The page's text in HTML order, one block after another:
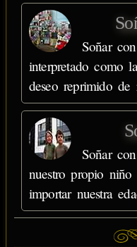
Soñar
interpretado como
deseo reprimido de
Soñar
nuestro propio
importar nuestra